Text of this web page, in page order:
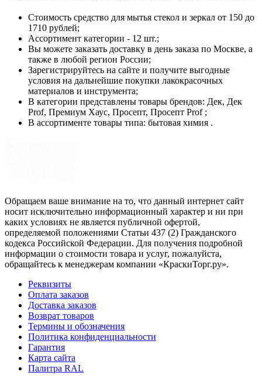
Стоимость средство для мытья стекол и зеркал от 150 до
1710 рублей;
Ассортимент категории - 12 шт.;
Вы можете заказать доставку в день заказа по Москве, а
также в любой регион России;
Зарегистрируйтесь на сайте и получите выгодные
условия на дальнейшие покупки лакокрасочных
материалов и инструмента;
В категории представлены товары брендов: Дек, Дек
Prof, Премиум Хаус, Просепт, Просепт Prof ;
В ассортименте товары типа: бытовая химия .
Обращаем ваше внимание на то, что данный интернет сайт
носит исключительно информационный характер и ни при
каких условиях не является публичной офертой,
определяемой положениями Статьи 437 (2) Гражданского
кодекса Российской Федерации. Для получения подробной
информации о стоимости товара и услуг, пожалуйста,
обращайтесь к менеджерам компании «КраскиТорг.ру».
Реквизиты
Оплата заказов
Доставка заказов
Возврат товаров
Термины и обозначения
Политика конфиденциальности
Гарантия
Карта сайта
Палитра RAL